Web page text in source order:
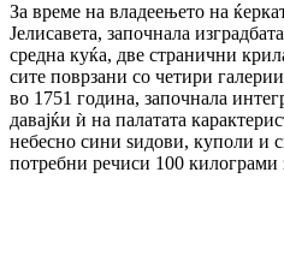
За време на владеењето на
Јелисавета, започнала
средна куќа, две странични
сите поврзани со четири
во 1751 година, започнала
давајќи ѝ на палатата
небесно сини ѕидови, куполи и
потребни речиси 100 килограми